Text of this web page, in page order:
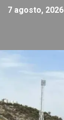
7 agosto, 2026